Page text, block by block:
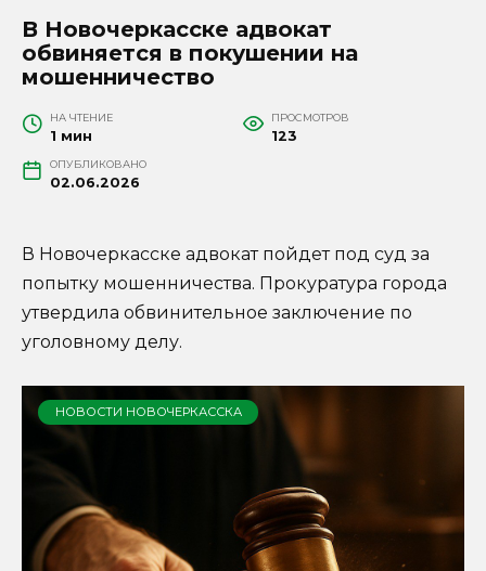
В Новочеркасске адвокат
обвиняется в покушении на
мошенничество
НА ЧТЕНИЕ
1 мин
ПРОСМОТРОВ
123
ОПУБЛИКОВАНО
02.06.2026
В Новочеркасске адвокат пойдет под суд за
попытку мошенничества. Прокуратура города
утвердила обвинительное заключение по
уголовному делу.
НОВОСТИ НОВОЧЕРКАССКА